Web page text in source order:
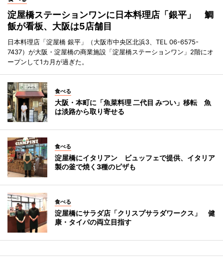
淀屋橋ステーションワンに日本料理店「銀平」 鯛
飯が看板、大阪は5店舗目
日本料理店「淀屋橋 銀平」（大阪市中央区北浜3、TEL 06-6575-
7437）が大阪・淀屋橋の商業施設「淀屋橋ステーションワン」2階にオ
ープンして1カ月が過ぎた。
食べる
大阪・本町に「魚菜料理 二代目 みつい」移転 魚
は淡路から取り寄せる
食べる
淀屋橋にイタリアン ビュッフェで提供、イタリア
製の釜で焼く3種のピザも
食べる
淀屋橋にサラダ店「クリスプサラダワークス」 健
康・タイパの両立目指す